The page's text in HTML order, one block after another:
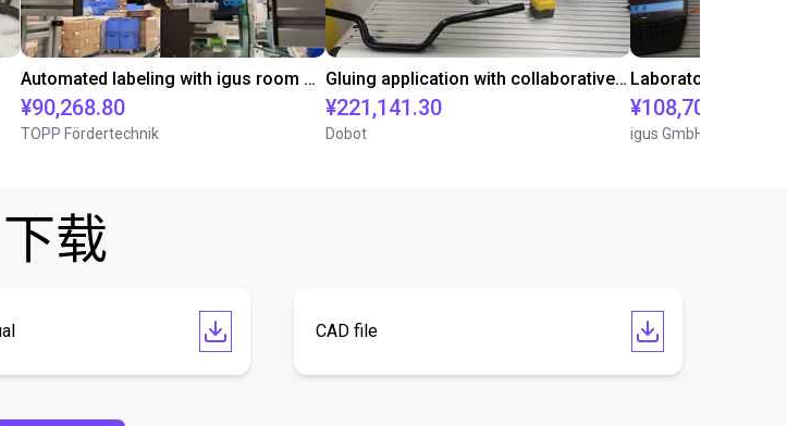
Automated labeling with igus room gantry and a cab label printer
¥90,268.80
TOPP Fördertechnik
Gluing application with collaborative robot
¥221,141.30
Dobot
¥108,705.60
igus GmbH
下载
CAD file